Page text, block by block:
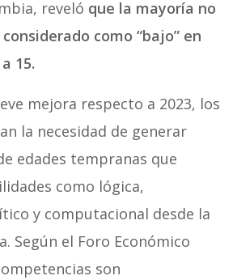
reveló que la mayoría no
como “bajo” en
15.
mejora respecto a 2023, los
la necesidad de generar
edades tempranas que
como lógica,
y computacional desde la
Según el Foro Económico
son